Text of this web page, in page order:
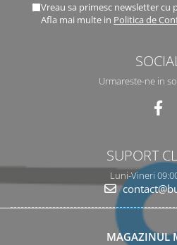
Vreau sa primesc newsletter cu
Afla mai multe in Politica de
Urmareste-ne in
SUPORT
Luni-Vineri
MAGAZINUL